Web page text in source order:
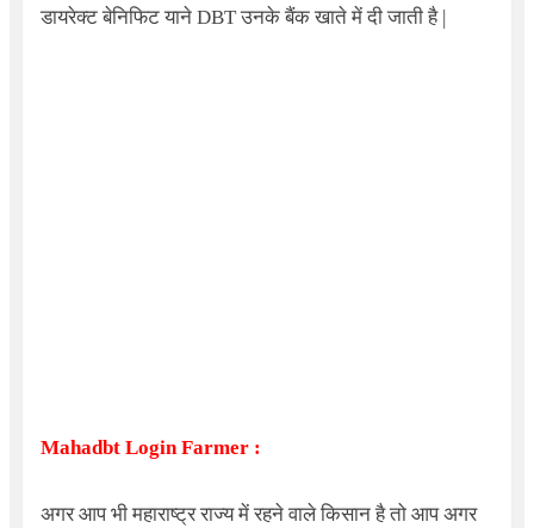
डायरेक्ट बेनिफिट याने DBTउनके बैंक खाते में दी जाती है
Mahadbt Login Farmer:
अगर आप भी महाराष्ट्र राज्य में रहने वाले किसान है तो आप अगर